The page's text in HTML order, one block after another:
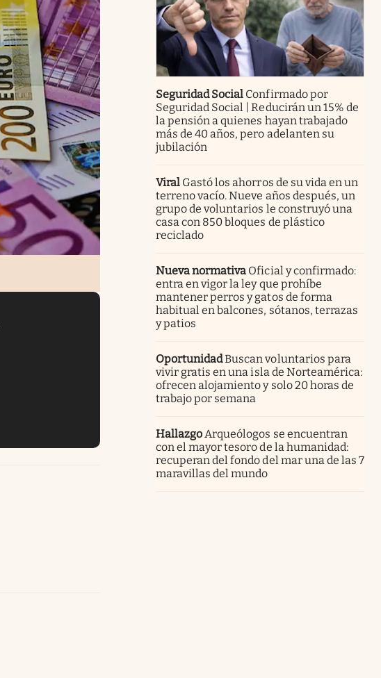
Seguridad Social Confirmado por
Seguridad Social | Reducirán un 15% de
la pensión a quienes hayan trabajado
más de 40 años, pero adelanten su
jubilación
Viral Gastó los ahorros de su vida en un
terreno vacío. Nueve años después, un
grupo de voluntarios le construyó una
casa con 850 bloques de plástico
reciclado
Nueva normativa Oficial y confirmado:
entra en vigor la ley que prohíbe
mantener perros y gatos de forma
habitual en balcones, sótanos, terrazas
y patios
OportunidadBuscan voluntarios para
vivir gratis en una isla de Norteamérica:
ofrecen alojamiento y solo 20 horas de
trabajo por semana
HallazgoArqueólogos se encuentran
con el mayor tesoro de la humanidad:
recuperan del fondo del mar una de las 7
maravillas del mundo